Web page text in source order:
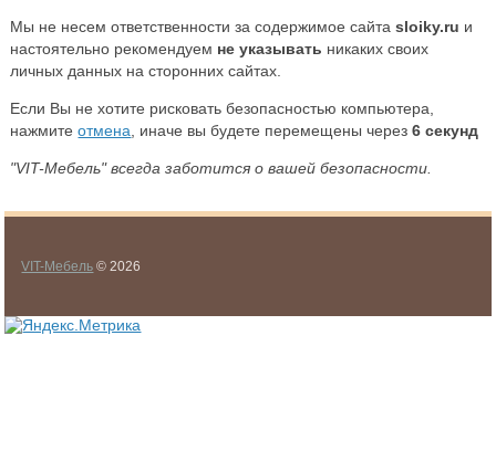
Мы не несем ответственности за содержимое сайтаsloiky.ru и
настоятельно рекомендуем не указывать никаких своих
личных данных на сторонних сайтах.
Если Вы не хотите рисковать безопасностью компьютера,
нажмитеотмена , иначе вы будете перемещены через5 секунд
"VIT-Мебель" всегда заботится о вашей безопасности.
VIT-Мебель © 2026